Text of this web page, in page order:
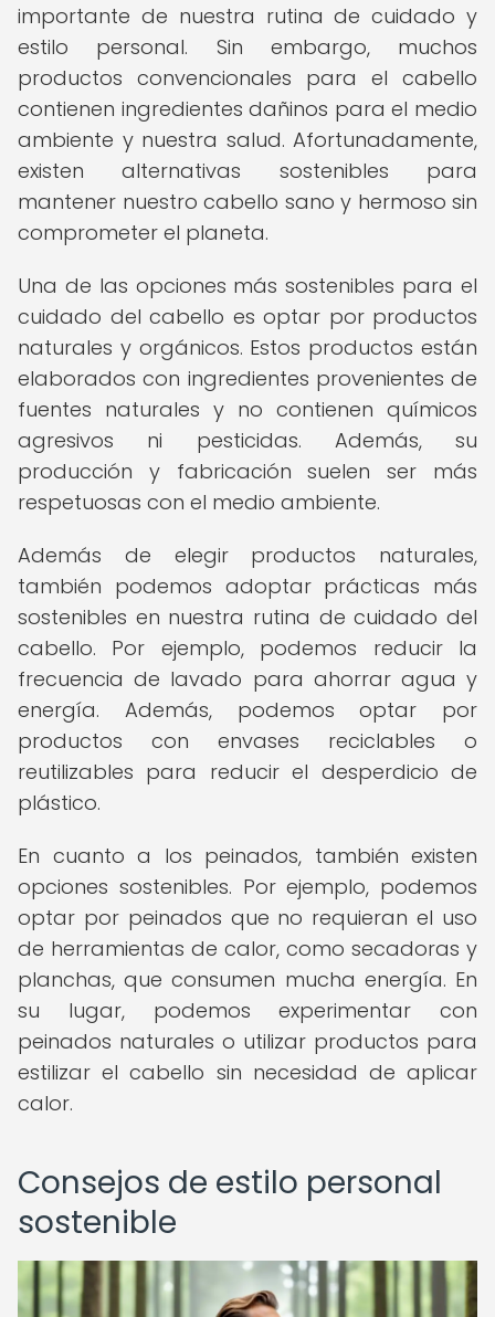
importante de nuestra rutina de cuidado y
estilo personal. Sin embargo, muchos
productos convencionales para el cabello
contienen ingredientes dañinos para el medio
ambiente y nuestra salud. Afortunadamente,
existen alternativas sostenibles para
mantener nuestro cabello sano y hermoso sin
comprometer el planeta.
Una de las opciones más sostenibles para el
cuidado del cabello es optar por productos
naturales y orgánicos. Estos productos están
elaborados con ingredientes provenientes de
fuentes naturales y no contienen químicos
agresivos ni pesticidas. Además, su
producción y fabricación suelen ser más
respetuosas con el medio ambiente.
Además de elegir productos naturales,
también podemos adoptar prácticas más
sostenibles en nuestra rutina de cuidado del
cabello. Por ejemplo, podemos reducir la
frecuencia de lavado para ahorrar agua y
energía. Además, podemos optar por
productos con envases reciclables o
reutilizables para reducir el desperdicio de
plástico.
En cuanto a los peinados, también existen
opciones sostenibles. Por ejemplo, podemos
optar por peinados que no requieran el uso
de herramientas de calor, como secadoras y
planchas, que consumen mucha energía. En
su lugar, podemos experimentar con
peinados naturales o utilizar productos para
estilizar el cabello sin necesidad de aplicar
calor.
Consejos de estilo personal
sostenible